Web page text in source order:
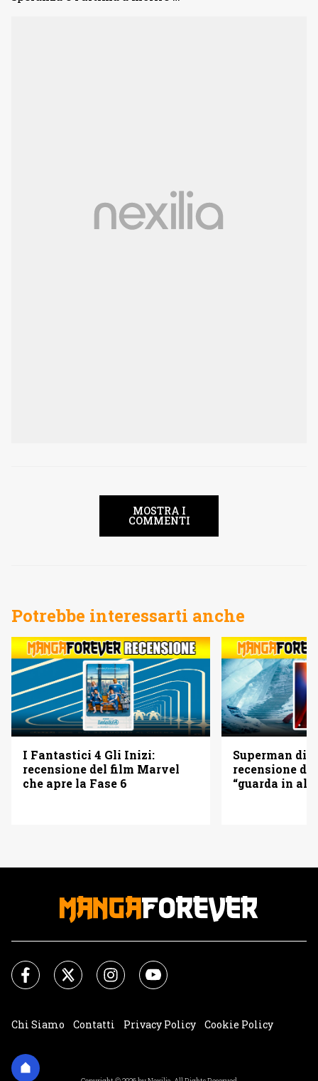
MOSTRA I
COMMENTI
Potrebbe interessarti anche
I Fantastici 4 Gli Inizi:
recensione del film Marvel
che apre la Fase 6
Superman di
recensione
“guarda in
Chi Siamo Contatti Privacy Policy
Cookie Policy